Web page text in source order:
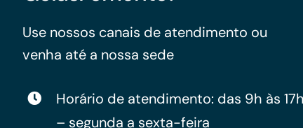
Use nossos canais de atendimento ou
venha até a nossa sede
Horário de atendimento: das 9h às 17h
– segunda a sexta-feira